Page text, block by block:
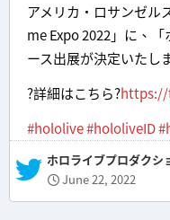
アメリカ・ロサンゼル
me Expo 2022」に、
ース出展が決定いたし
?詳細はこちら?https://
#hololive#hololiveID
— ホロライブプロダク
June 22, 2022